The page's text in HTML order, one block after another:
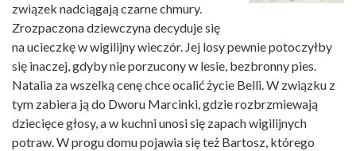
związek nadciągają czarne chmury.
Zrozpaczona dziewczyna decyduje się
na ucieczkę w wigilijny wieczór. Jej losy pewnie potoczyłby
się inaczej, gdyby nie porzucony w lesie, bezbronny pies.
Natalia za wszelką cenę chce ocalić życie Belli. W związku z
tym zabiera ją do Dworu Marcinki, gdzie rozbrzmiewają
dziecięce głosy, a w kuchni unosi się zapach wigilijnych
potraw. W progu domu pojawia się też Bartosz, którego